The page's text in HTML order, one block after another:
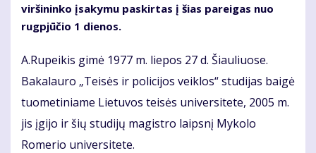
viršininko įsakymu paskirtas į šias pareigas nuo
rugpjūčio 1 dienos.
A.Rupeikis gimė 1977 m. liepos 27 d. Šiauliuose.
Bakalauro „Teisės ir policijos veiklos“ studijas baigė
tuometiniame Lietuvos teisės universitete, 2005 m.
jis įgijo ir šių studijų magistro laipsnį Mykolo
Romerio universitete.